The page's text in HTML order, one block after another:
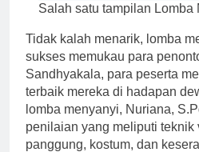
Salah satu tampilan Lomba
Tidak kalah menarik, lomba
sukses memukau para
Sandhyakala, para peserta
terbaik mereka di hadapan
lomba menyanyi, Nuriana,
penilaian yang meliputi teknik
panggung, kostum, dan